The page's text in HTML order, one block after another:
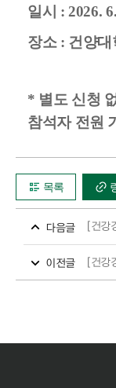
일시 : 2026.
장소 : 건양
* 별도 신청
참석자 전원
목록
다음글
이전글